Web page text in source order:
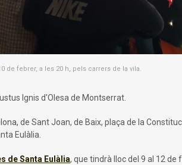
de febrer, a les 20 h, pels carrers de la vila.
Ignis d'Olesa de Montserrat.
de Sant Joan, de Baix, plaça de la
Eulàlia.
de Santa Eulàlia, que tindrà lloc del 9 al 12 de